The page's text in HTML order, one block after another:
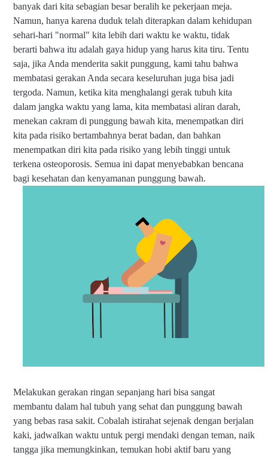
banyak dari kita sebagian besar beralih ke pekerjaan meja.
Namun, hanya karena duduk telah diterapkan dalam kehidupan
sehari-hari "normal" kita lebih dari waktu ke waktu, tidak
berarti bahwa itu adalah gaya hidup yang harus kita tiru. Tentu
saja, jika Anda menderita sakit punggung, kami tahu bahwa
membatasi gerakan Anda secara keseluruhan juga bisa jadi
tergoda. Namun, ketika kita menghalangi gerak tubuh kita
dalam jangka waktu yang lama, kita membatasi aliran darah,
menekan cakram di punggung bawah kita, menempatkan diri
kita pada risiko bertambahnya berat badan, dan bahkan
menempatkan diri kita pada risiko yang lebih tinggi untuk
terkena osteoporosis. Semua ini dapat menyebabkan bencana
bagi kesehatan dan kenyamanan punggung bawah.
Melakukan gerakan ringan sepanjang hari bisa sangat
membantu dalam hal tubuh yang sehat dan punggung bawah
yang bebas rasa sakit. Cobalah istirahat sejenak dengan berjalan
kaki, jadwalkan waktu untuk pergi mendaki dengan teman, naik
tangga jika memungkinkan, temukan hobi aktif baru yang